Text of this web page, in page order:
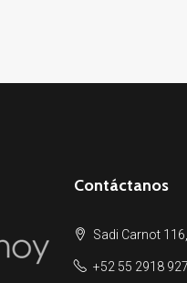
Contáctanos
Sadi Carnot
+52 55 2918